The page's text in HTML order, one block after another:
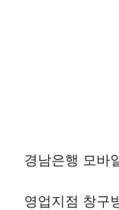
경남은행 모바
영업지점 창구